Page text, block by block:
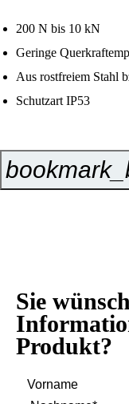
200 N bis 10 kN
Geringe
Aus rostfreiem Stahl
Schutzart IP53
Sie
Produkt?